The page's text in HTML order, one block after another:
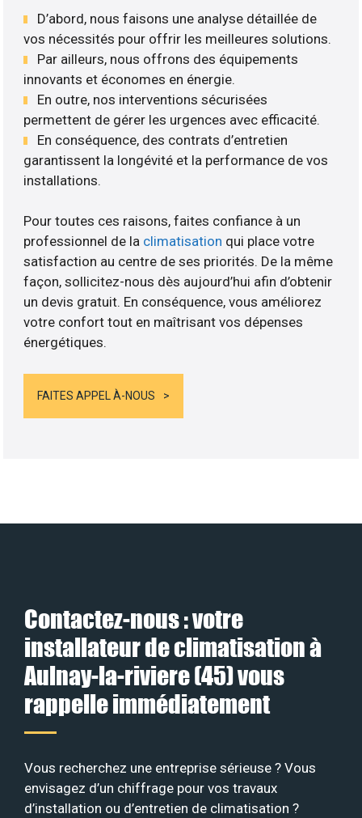
D’abord, nous faisons une analyse détaillée de
vos nécessités pour offrir les meilleures solutions.
Par ailleurs, nous offrons des équipements
innovants et économes en énergie.
En outre, nos interventions sécurisées
permettent de gérer les urgences avec efficacité.
En conséquence, des contrats d’entretien
garantissent la longévité et la performance de vos
installations.
Pour toutes ces raisons, faites confiance à un
professionnel de la climatisation qui place votre
satisfaction au centre de ses priorités. De la même
façon, sollicitez-nous dès aujourd’hui afin d’obtenir
un devis gratuit. En conséquence, vous améliorez
votre confort tout en maîtrisant vos dépenses
énergétiques.
FAITES APPEL À-NOUS
Contactez-nous : votre
installateur de climatisation à
Aulnay-la-riviere (45) vous
rappelle immédiatement
Vous recherchez une entreprise sérieuse ? Vous
envisagez d’un chiffrage pour vos travaux
d’installation ou d’entretien de climatisation ?